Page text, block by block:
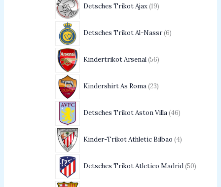
Detsches Trikot Ajax 19
Detsches Trikot Al-Nassr 6
Kindertrikot Arsenal 56
Kindershirt As Roma 23
Detsches Trikot Aston Villa 46
Kinder-Trikot Athletic Bilbao 4
Detsches Trikot Atletico Madrid 50